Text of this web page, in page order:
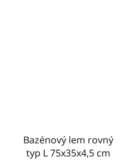
Bazénový lem rovný
typ L 75x35x4,5 cm